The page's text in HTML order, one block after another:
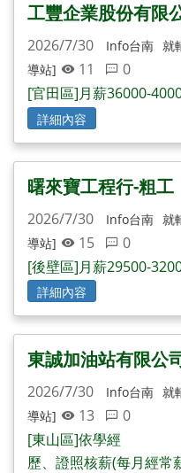
工豐企業股份有限
2026/7/30 Info台南 就
導站]
11
0
[官田區]月薪36000-
詳細內容
曙來寶工程行-粗工
2026/7/30 Info台南 就
導站]
15
0
[後壁區]月薪29500-
詳細內容
東誠加油站有限公
2026/7/30 Info台南 就
導站]
13
0
[東山區]依學經
歷、證照核薪(每月經常